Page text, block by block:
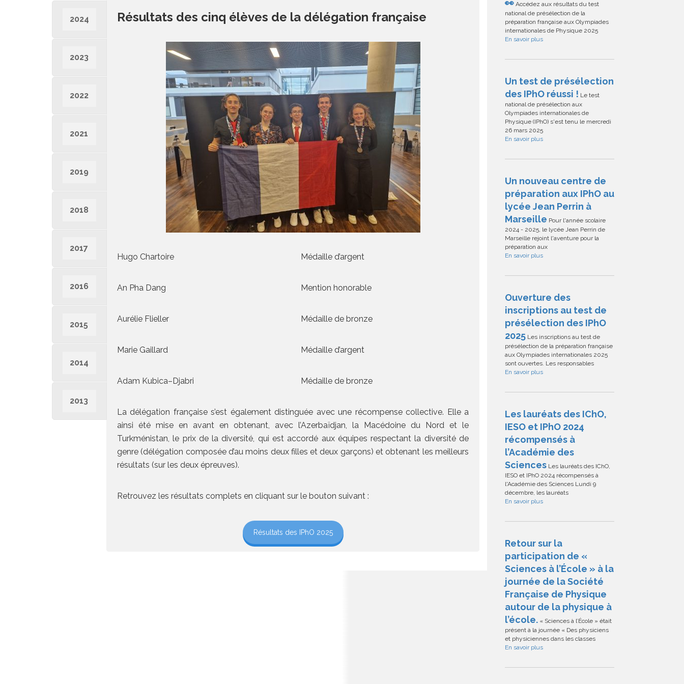
2024
2023
2022
2021
2019
2018
2017
2016
2015
2014
2013
Résultats des cinq élèves de la délégation française
Hugo Chartoire
An Pha Dang
Aurélie Flieller
Marie Gaillard
Adam Kubica–Djabri
Médaille d’argent
Mention honorable
Médaille de bronze
Médaille d’argent
Médaille de bronze
La délégation française s’est également distinguée avec une récompense collective. Elle a
ainsi été mise en avant en obtenant, avec l’Azerbaïdjan, la Macédoine du Nord et le
Turkménistan, le prix de la diversité, qui est accordé aux équipes respectant la diversité de
genre (délégation composée d’au moins deux filles et deux garçons) et obtenant les meilleurs
résultats (sur les deux épreuves).
Retrouvez les résultats complets en cliquant sur le bouton suivant :
Résultats des IPhO 2025
👀 Accédez aux résultats du test
national de présélection de la
préparation française aux Olympiades
internationales de Physique 2025
En savoir plus
Un test de présélection
des IPhO réussi ! Le test
national de présélection aux
Olympiades internationales de
Physique (IPhO) s'est tenu le mercredi
26 mars 2025
En savoir plus
Un nouveau centre de
préparation aux IPhO au
lycée Jean Perrin à
Marseille Pour l'année scolaire
2024 - 2025, le lycée Jean Perrin de
Marseille rejoint l'aventure pour la
préparation aux
En savoir plus
Ouverture des
inscriptions au test de
présélection des IPhO
2025 Les inscriptions au test de
présélection de la préparation française
aux Olympiades internationales 2025
sont ouvertes. Les responsables
En savoir plus
Les lauréats des IChO,
IESO et IPhO 2024
récompensés à
l’Académie des
Sciences Les lauréats des IChO,
IESO et IPhO 2024 récompensés à
l'Académie des Sciences Lundi 9
décembre, les lauréats
En savoir plus
Retour sur la
participation de «
Sciences à l’École » à la
journée de la Société
Française de Physique
autour de la physique à
l’école. « Sciences à l’École » était
présent à la journée « Des physiciens
et physiciennes dans les classes
En savoir plus